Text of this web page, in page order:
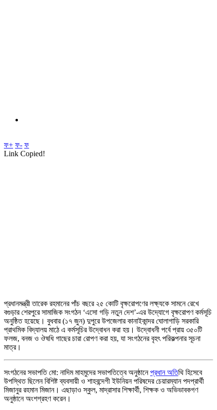
ফ+ ফ- ফ
Link Copied!
প্রধানমন্ত্রী তারেক রহমানের পাঁচ বছরে ২৫ কোটি বৃক্ষরোপণের লক্ষ্যকে সামনে রেখে
বগুড়ার শেরপুরে সামাজিক সংগঠন ‘এসো গড়ি নতুন দেশ’-এর উদ্যোগে বৃক্ষরোপণ কর্মসূচি
অনুষ্ঠিত হয়েছে। বুধবার (১৭ জুন) দুপুরে উপজেলার কানাইকান্দর ঘোলাগাড়ি সরকারি
প্রাথমিক বিদ্যালয় মাঠে এ কর্মসূচির উদ্বোধন করা হয়। উদ্বোধনী পর্বে প্রায় ৩৫০টি
ফলজ, বনজ ও ঔষধি গাছের চারা রোপণ করা হয়, যা সংগঠনের বৃহৎ পরিকল্পনার সূচনা
মাত্র।
সংগঠনের সভাপতি মো: নাদিম মাহমুদের সভাপতিত্বে অনুষ্ঠানেপ্রধান অতিথি হিসেবে
উপস্থিত ছিলেন বিশিষ্ট ব্যবসায়ী ও শাহবন্দেগী ইউনিয়ন পরিষদের চেয়ারম্যান পদপ্রার্থী
মিজানুর রহমান মিজান। এছাড়াও স্কুল, মাদ্রাসার শিক্ষার্থী, শিক্ষক ও অভিভাবকগণ
অনুষ্ঠানে অংশগ্রহণ করেন।